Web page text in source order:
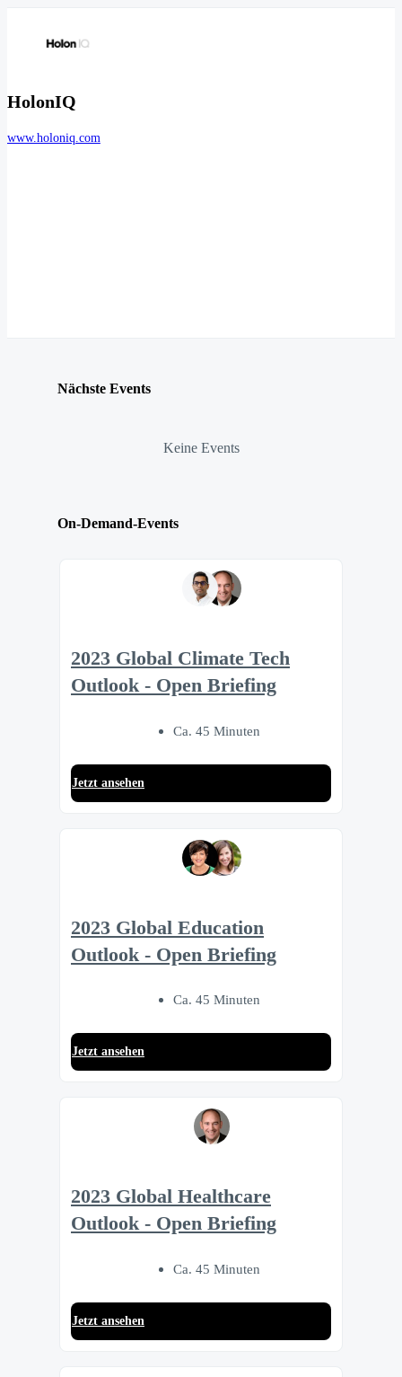
HolonIQ
www.holoniq.com
Nächste Events
Keine Events
On-Demand-Events
2023 Global Climate Tech
Outlook - Open Briefing
Ca. 45 Minuten
Jetzt ansehen
2023 Global Education
Outlook - Open Briefing
Ca. 45 Minuten
Jetzt ansehen
2023 Global Healthcare
Outlook - Open Briefing
Ca. 45 Minuten
Jetzt ansehen